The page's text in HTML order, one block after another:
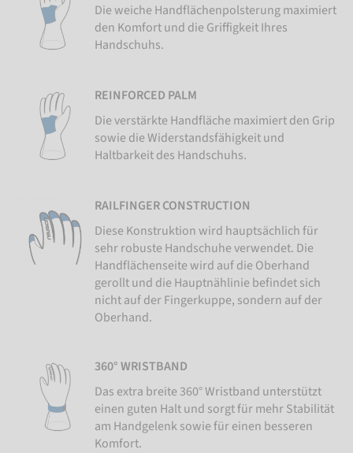
Die weiche Handflächenpolsterung maximiert
den Komfort und die Griffigkeit Ihres
Handschuhs.
REINFORCED PALM
Die verstärkte Handfläche maximiert den Grip
sowie die Widerstandsfähigkeit und
Haltbarkeit des Handschuhs.
RAILFINGER CONSTRUCTION
Diese Konstruktion wird hauptsächlich für
sehr robuste Handschuhe verwendet. Die
Handflächenseite wird auf die Oberhand
gerollt und die Hauptnählinie befindet sich
nicht auf der Fingerkuppe, sondern auf der
Oberhand.
360° WRISTBAND
Das extra breite 360° Wristband unterstützt
einen guten Halt und sorgt für mehr Stabilität
am Handgelenk sowie für einen besseren
Komfort.